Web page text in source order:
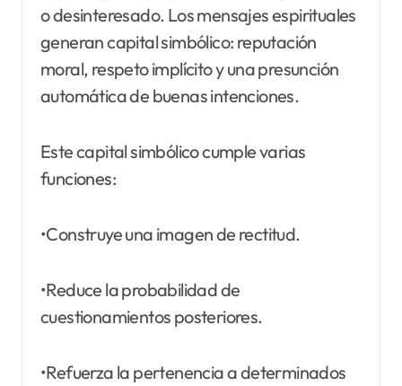
o desinteresado. Los mensajes espirituales
generan capital simbólico: reputación
moral, respeto implícito y una presunción
automática de buenas intenciones.
Este capital simbólico cumple varias
funciones:
•Construye una imagen de rectitud.
•Reduce la probabilidad de
cuestionamientos posteriores.
•Refuerza la pertenencia a determinados